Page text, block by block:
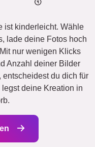
ist kinderleicht. Wähle
lade deine Fotos hoch
nur wenigen Klicks
Anzahl deiner Bilder
du dich für
deine Kreation in